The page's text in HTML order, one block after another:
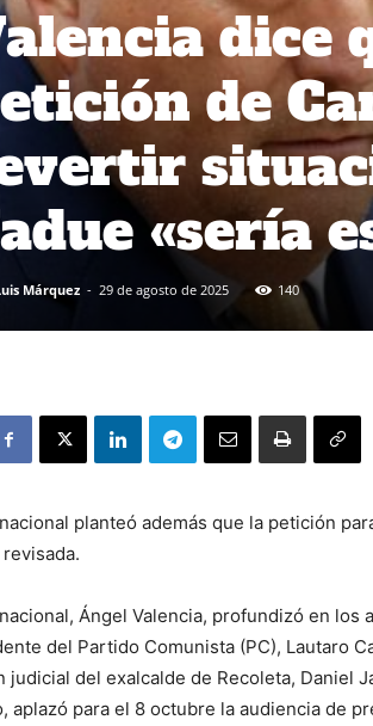
dice
de
«sería
Márquez - 29 de agosto de 2025 140
planteó además que la petición
Ángel Valencia, profundizó en
del Partido Comunista (PC), Lautaro
judicial del exalcalde de Recoleta, Daniel
aplazó para el 8 octubre la audiencia de